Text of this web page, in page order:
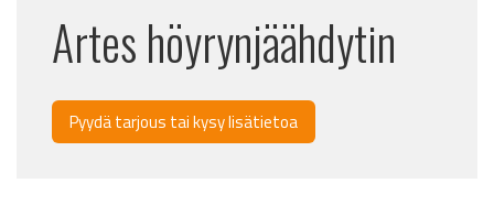
Artes höyrynjäähdytin
Pyydä tarjous tai kysy lisätietoa